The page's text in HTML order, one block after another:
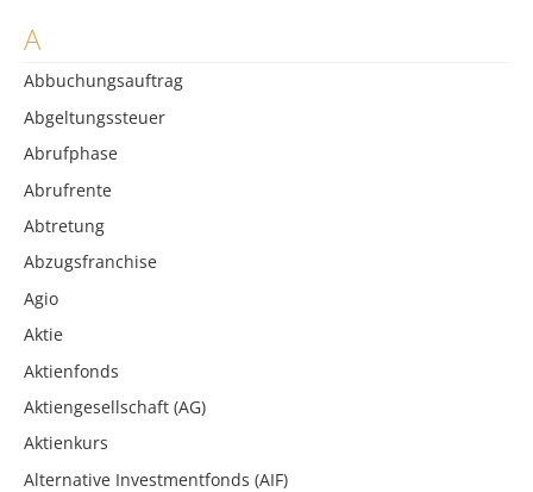
A
Abbuchungsauftrag
Abgeltungssteuer
Abrufphase
Abrufrente
Abtretung
Abzugsfranchise
Agio
Aktie
Aktienfonds
Aktiengesellschaft (AG)
Aktienkurs
Alternative Investmentfonds (AIF)